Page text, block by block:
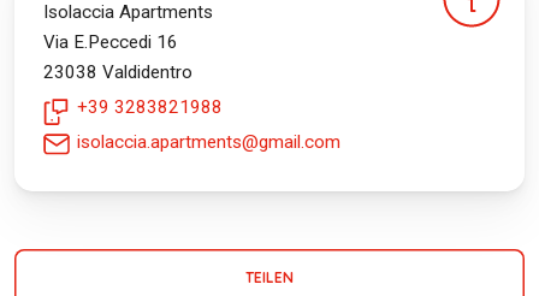
Isolaccia Apartments
Via E.Peccedi 16
23038 Valdidentro
+39 3283821988
isolaccia.apartments@gmail.com
TEILEN